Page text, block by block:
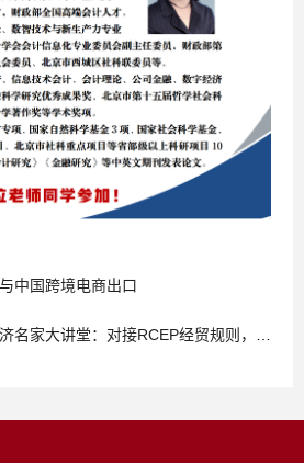
中国跨境电商出口
大讲堂：对接RCEP经贸规则，推动制度型开放